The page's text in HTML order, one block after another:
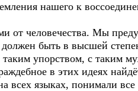
нашего к
от человечества. Мы
быть в высшей
упорством, с таким
в этих идеях
всех языках, понимали